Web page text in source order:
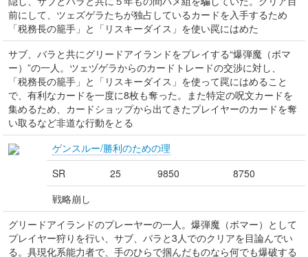
前にして、ツェズゲラたちが独占しているカードを入手するため
「税務長の籠手」と「リスキーダイス」を使い罠にはめた
サブ、バラと共にグリードアイランドをプレイする“爆弾魔（ボマ
ー）”の一人。ツェヅゲラからのカードトレードの交渉に対し、
「税務長の籠手」と「リスキーダイス」を使って罠にはめること
で、有利なカードを一度に8枚も奪った。また特定の呪文カードを
集めるため、カードショップから出てきたプレイヤーのカードを奪
い取るなど非道な行動をとる
ゲンスルー/勝利のための理
SR
25 9850
8750
戦略崩し
グリードアイランドのプレーヤーの一人。爆弾魔（ボマー）として
プレイヤー狩りを行い、サブ、バラと3人でのクリアを目論んでい
る。具現化系能力者で、手のひらで掴んだものなら何でも爆破する